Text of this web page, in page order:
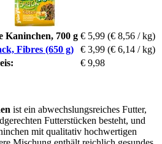
Kaninchen, 700 g € 5,99 (€ 8,56 / kg)
Fibres (650 g)
€ 3,99 (€ 6,14 / kg)
€ 9,98
ist ein abwechslungsreiches Futter,
Futterstücken besteht, und
mit qualitativ hochwertigen